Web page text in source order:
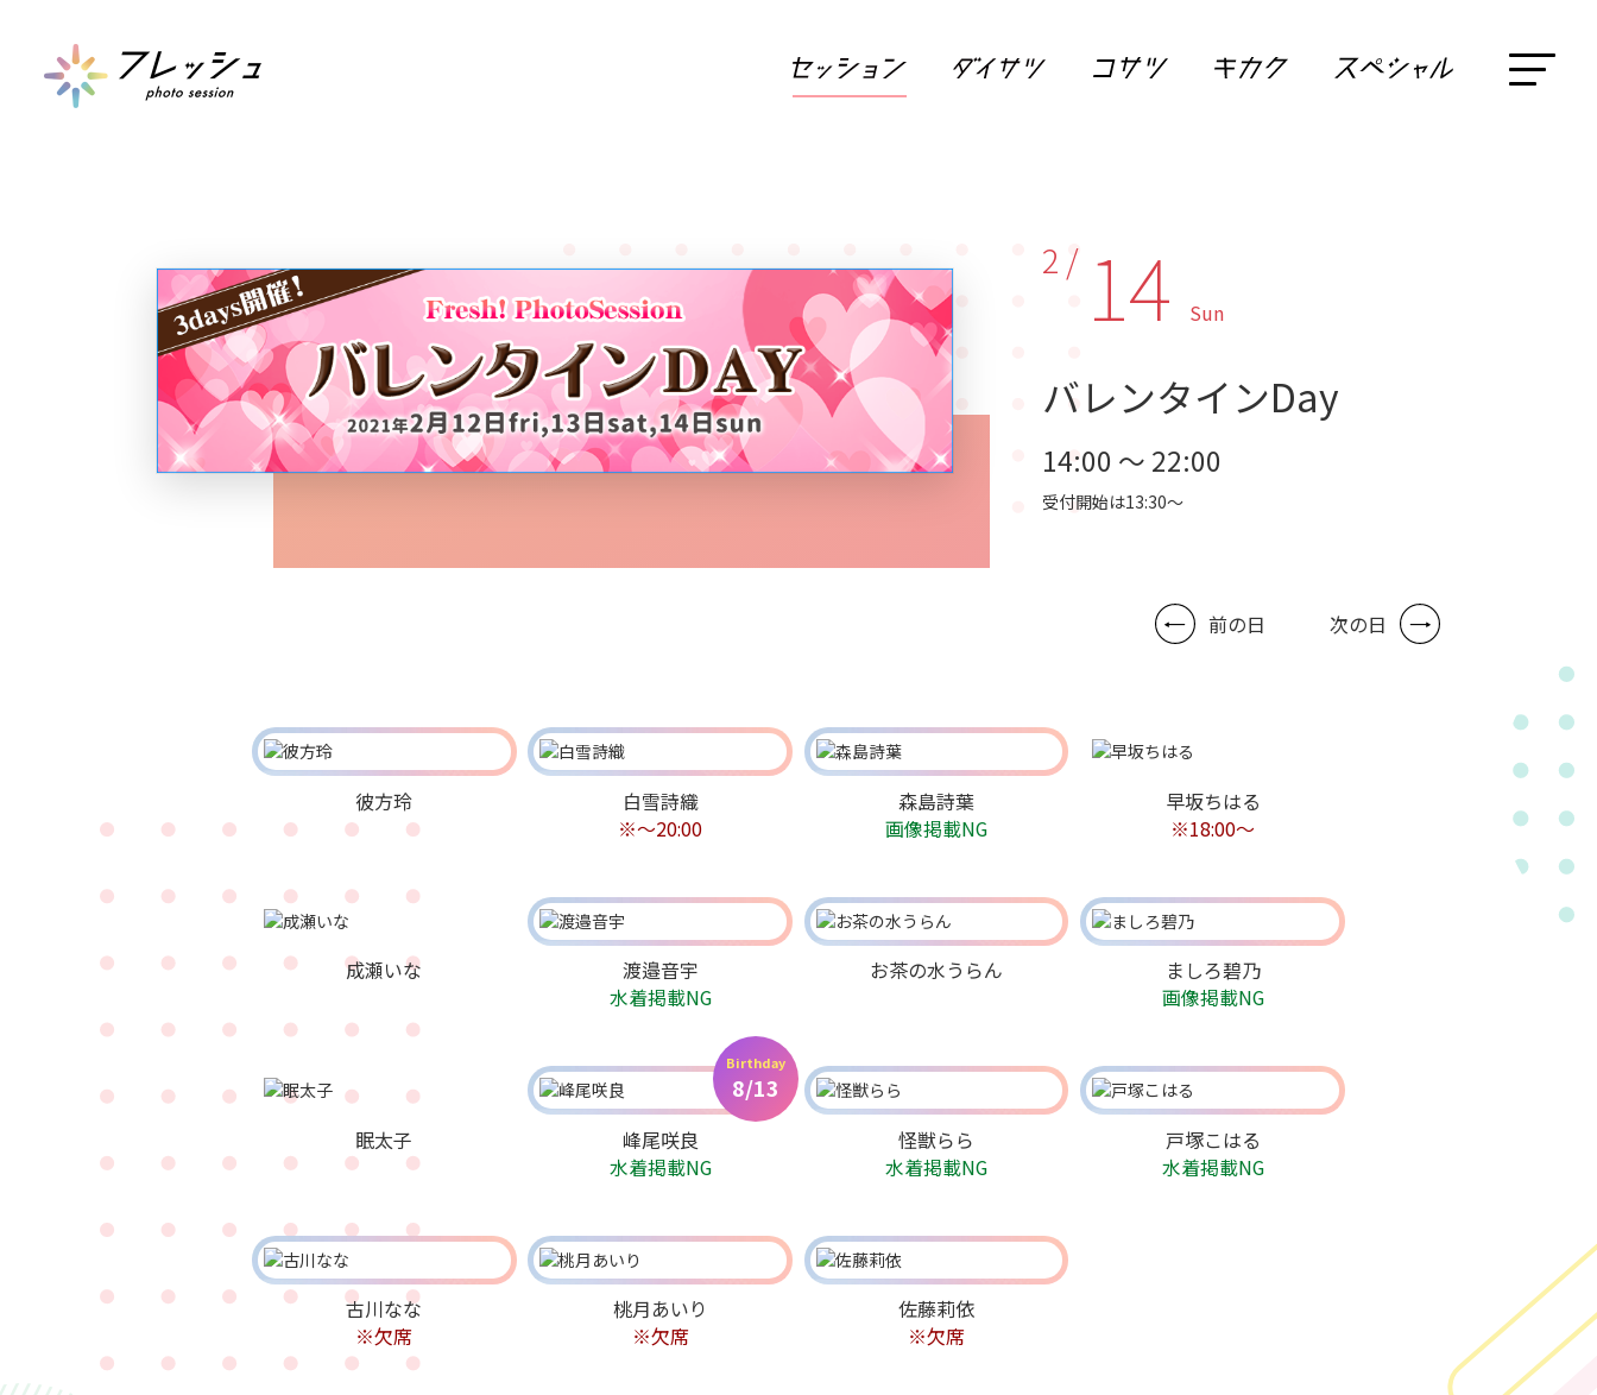
2 / 14 Sun
バレンタインDay
14:00 ～ 22:00
受付開始は13:30～
前の日 次の日
彼方玲
白雪詩織
※〜20:00
Birthday
8/13
森島詩葉
画像掲載NG
早坂ちはる
※18:00～
成瀬いな
渡邉音宇
水着掲載NG
お茶の水うらん
ましろ碧乃
画像掲載NG
眠太子
峰尾咲良
水着掲載NG
怪獣らら
水着掲載NG
戸塚こはる
水着掲載NG
古川なな
※欠席
桃月あいり
※欠席
佐藤莉依
※欠席